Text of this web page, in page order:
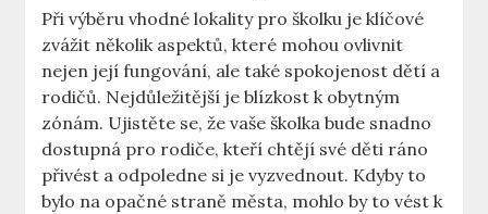
Při výběru vhodné lokality pro školku je klíčové
zvážit několik aspektů, které mohou ovlivnit
nejen její fungování, ale také spokojenost dětí a
rodičů. Nejdůležitější je blízkost k obytným
zónám. Ujistěte se, že vaše školka bude snadno
dostupná pro rodiče, kteří chtějí své děti ráno
přivést a odpoledne si je vyzvednout. Kdyby to
bylo na opačné straně města, mohlo by to vést k